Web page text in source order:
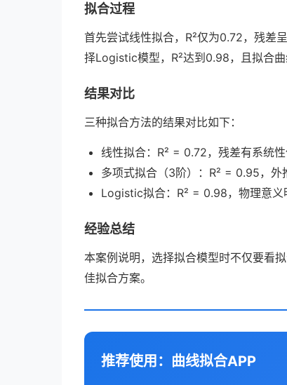
拟合过程
首先尝试线性拟合，R²仅为0.72，残差
择Logistic模型，R²达到0.98，且拟合曲
结果对比
三种拟合方法的结果对比如下：
线性拟合：R² = 0.72，残差有系统
多项式拟合（3阶）：R² = 0.95，外
Logistic拟合：R² = 0.98，物理意义
经验总结
本案例说明，选择拟合模型时不仅要看
佳拟合方案。
推荐使用：曲线拟合APP